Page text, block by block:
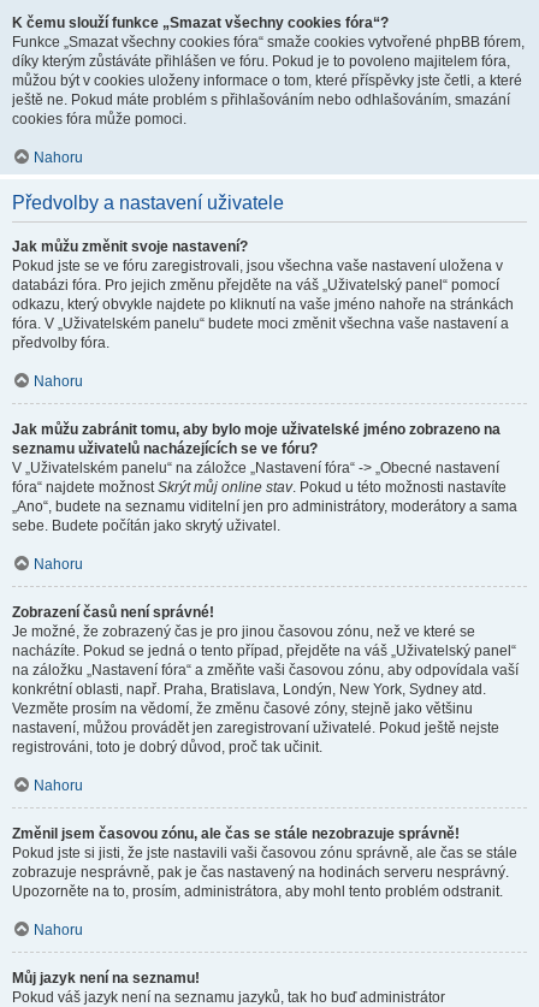
K čemu slouží funkce „Smazat všechny cookies fóra“?
Funkce „Smazat všechny cookies fóra“ smaže cookies vytvořené phpBB fórem,
díky kterým zůstáváte přihlášen ve fóru. Pokud je to povoleno majitelem fóra,
můžou být v cookies uloženy informace o tom, které příspěvky jste četli, a které
ještě ne. Pokud máte problém s přihlašováním nebo odhlašováním, smazání
cookies fóra může pomoci.
Nahoru
Předvolby a nastavení uživatele
Jak můžu změnit svoje nastavení?
Pokud jste se ve fóru zaregistrovali, jsou všechna vaše nastavení uložena v
databázi fóra. Pro jejich změnu přejděte na váš „Uživatelský panel“ pomocí
odkazu, který obvykle najdete po kliknutí na vaše jméno nahoře na stránkách
fóra. V „Uživatelském panelu“ budete moci změnit všechna vaše nastavení a
předvolby fóra.
Nahoru
Jak můžu zabránit tomu, aby bylo moje uživatelské jméno zobrazeno na
seznamu uživatelů nacházejících se ve fóru?
V „Uživatelském panelu“ na záložce „Nastavení fóra“ -> „Obecné nastavení
fóra“ najdete možnostSkrýt můj online stav. Pokud u této možnosti nastavíte
„Ano“, budete na seznamu viditelní jen pro administrátory, moderátory a sama
sebe. Budete počítán jako skrytý uživatel.
Nahoru
Zobrazení časů není správné!
Je možné, že zobrazený čas je pro jinou časovou zónu, než ve které se
nacházíte. Pokud se jedná o tento případ, přejděte na váš „Uživatelský panel“
na záložku „Nastavení fóra“ a změňte vaši časovou zónu, aby odpovídala vaší
konkrétní oblasti, např. Praha, Bratislava, Londýn, New York, Sydney atd.
Vezměte prosím na vědomí, že změnu časové zóny, stejně jako většinu
nastavení, můžou provádět jen zaregistrovaní uživatelé. Pokud ještě nejste
registrováni, toto je dobrý důvod, proč tak učinit.
Nahoru
Změnil jsem časovou zónu, ale čas se stále nezobrazuje správně!
Pokud jste si jisti, že jste nastavili vaši časovou zónu správně, ale čas se stále
zobrazuje nesprávně, pak je čas nastavený na hodinách serveru nesprávný.
Upozorněte na to, prosím, administrátora, aby mohl tento problém odstranit.
Nahoru
Můj jazyk není na seznamu!
Pokud váš jazyk není na seznamu jazyků, tak ho buď administrátor